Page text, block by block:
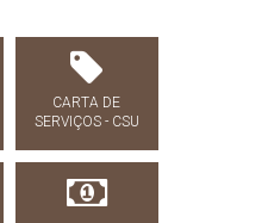
CARTA DE
SERVIÇOS - CSU